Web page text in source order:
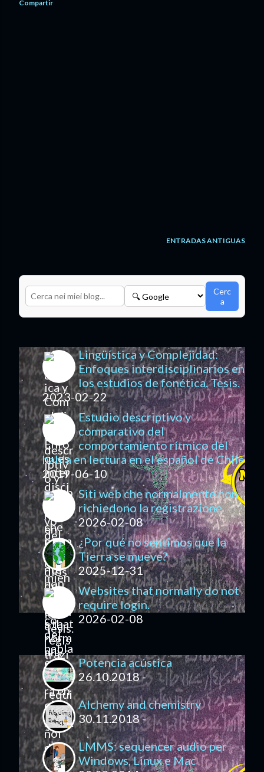
Compartir
ENTRADAS ANTIGUAS
Cerc
a
Lingüística y Complejidad:
Enfoques interdisciplinarios en
los estudios de fonética. Tesis.
2023-02-22
Estudio descriptivo y
comparativo del
comportamiento rítmico del
habla en lectura en el español de Chile
2019-06-10
Siti web che normalmente non
richiedono la registrazione.
2026-02-08
¿Por qué no sentimos que la
Tierra se mueve?
2025-12-31
Websites that normally do not
require login.
2026-02-08
Potencia acústica
26.10.2018 -
Alchemy and chemistry
30.11.2018 -
LMMS: sequencer audio per
Windows, Linux e Mac